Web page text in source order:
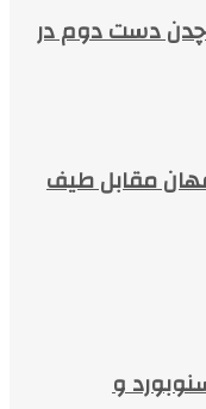
چدن دست دوم در
مقابل طیف
و